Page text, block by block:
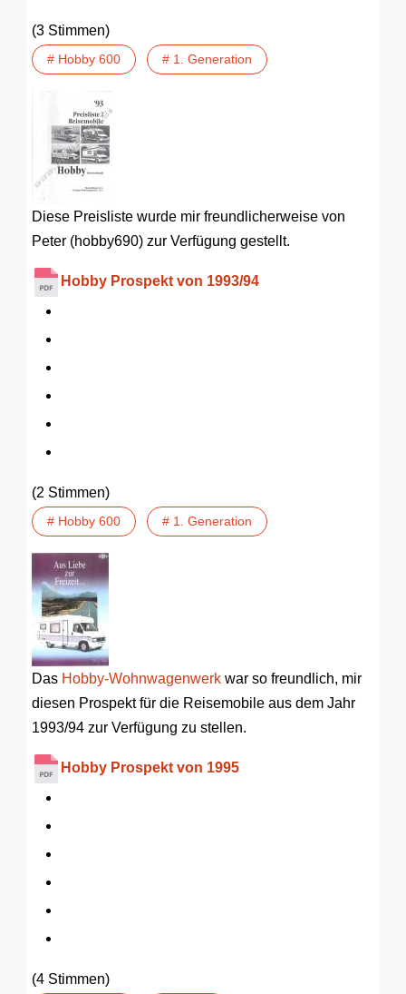
(3 Stimmen)
# Hobby 600 # 1. Generation
Diese Preisliste wurde mir freundlicherweise von
Peter (hobby690) zur Verfügung gestellt.
Hobby Prospekt von 1993/94
(2 Stimmen)
# Hobby 600 # 1. Generation
Das Hobby-Wohnwagenwerk war so freundlich, mir
diesen Prospekt für die Reisemobile aus dem Jahr
1993/94 zur Verfügung zu stellen.
Hobby Prospekt von 1995
(4 Stimmen)